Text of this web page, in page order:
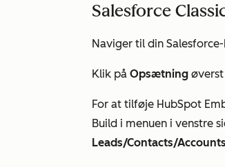
Salesforce
Naviger til din
Klik på Opsætning
For at tilføje HubSpot
Build i menuen i venstre
Leads/Contacts/